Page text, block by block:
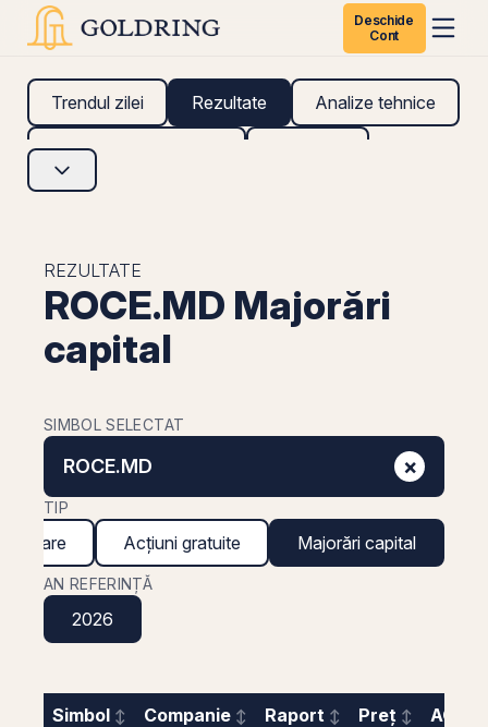
Deschide
Cont
Trendul zilei Rezultate Analize tehnice
Analize fundamentale
REZULTATE
ROCE.MD Majorări
capital
SIMBOL SELECTAT
ROCE.MD ×
TIP
Acțiuni gratuite Majorări capital
AN REFERINȚĂ
2026
Simbol Companie Raport Preț AGA